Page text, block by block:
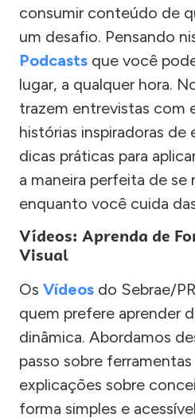
consumir conteúdo de
um desafio. Pensando
Podcasts que você
lugar, a qualquer hora.
trazem entrevistas com
histórias inspiradoras de
dicas práticas para
a maneira perfeita de
enquanto você cuida
Vídeos: Aprenda de
Visual
Os Vídeos do Sebrae/
quem prefere aprender
dinâmica. Abordamos
passo sobre
explicações sobre
forma simples e